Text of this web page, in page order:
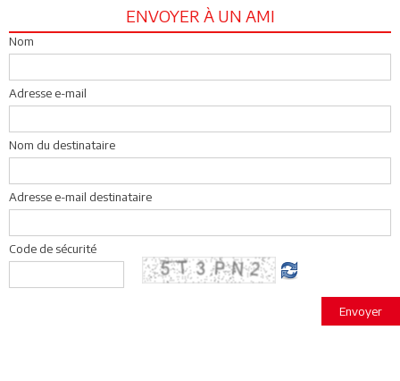
ENVOYER À UN AMI
Nom
Adresse e-mail
Nom du destinataire
Adresse e-mail destinataire
Code de sécurité
Envoyer